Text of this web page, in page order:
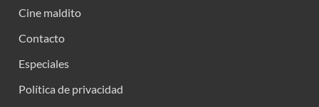
Cine maldito
Contacto
Especiales
Política de privacidad